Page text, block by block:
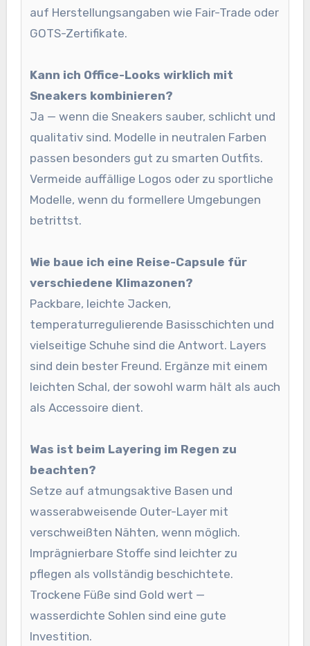
auf Herstellungsangaben wie Fair-Trade oder
GOTS-Zertifikate.
Kann ich Office-Looks wirklich mit
Sneakers kombinieren?
Ja — wenn die Sneakers sauber, schlicht und
qualitativ sind. Modelle in neutralen Farben
passen besonders gut zu smarten Outfits.
Vermeide auffällige Logos oder zu sportliche
Modelle, wenn du formellere Umgebungen
betrittst.
Wie baue ich eine Reise-Capsule für
verschiedene Klimazonen?
Packbare, leichte Jacken,
temperaturregulierende Basisschichten und
vielseitige Schuhe sind die Antwort. Layers
sind dein bester Freund. Ergänze mit einem
leichten Schal, der sowohl warm hält als auch
als Accessoire dient.
Was ist beim Layering im Regen zu
beachten?
Setze auf atmungsaktive Basen und
wasserabweisende Outer-Layer mit
verschweißten Nähten, wenn möglich.
Imprägnierbare Stoffe sind leichter zu
pflegen als vollständig beschichtete.
Trockene Füße sind Gold wert —
wasserdichte Sohlen sind eine gute
Investition.